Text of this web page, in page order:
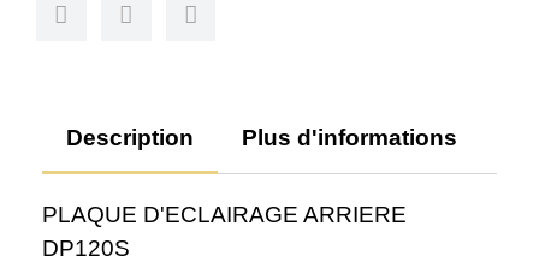
Description Plus d'informations
PLAQUE D'ECLAIRAGE ARRIERE
DP120S